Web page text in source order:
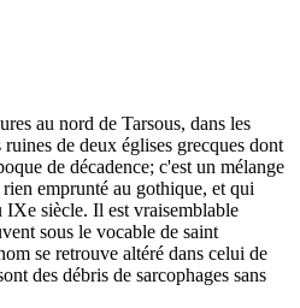
au nord de Tarsous, dans les
de deux églises grecques dont
de décadence; c'est un mélange
emprunté au gothique, et qui
siècle. Il est vraisemblable
sous le vocable de saint
se retrouve altéré dans celui de
des débris de sarcophages sans